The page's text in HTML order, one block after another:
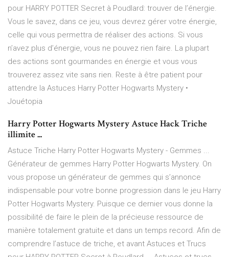
pour HARRY POTTER Secret à Poudlard: trouver de l’énergie.
Vous le savez, dans ce jeu, vous devrez gérer votre énergie,
celle qui vous permettra de réaliser des actions. Si vous
n’avez plus d’énergie, vous ne pouvez rien faire. La plupart
des actions sont gourmandes en énergie et vous vous
trouverez assez vite sans rien. Reste à être patient pour
attendre la Astuces Harry Potter Hogwarts Mystery •
Jouétopia
Harry Potter Hogwarts Mystery Astuce Hack Triche
illimite ...
Astuce Triche Harry Potter Hogwarts Mystery - Gemmes ...
Générateur de gemmes Harry Potter Hogwarts Mystery. On
vous propose un générateur de gemmes qui s’annonce
indispensable pour votre bonne progression dans le jeu Harry
Potter Hogwarts Mystery. Puisque ce dernier vous donne la
possibilité de faire le plein de la précieuse ressource de
manière totalement gratuite et dans un temps record. Afin de
comprendre l’astuce de triche, et avant Astuces et Trucs